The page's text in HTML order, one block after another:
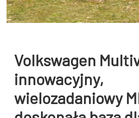
Volkswagen
innowacyjny,
wielozadaniowy